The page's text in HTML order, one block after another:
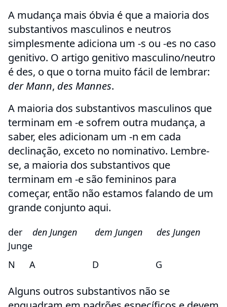
A mudança mais óbvia é que a maioria dos
substantivos masculinos e neutros
simplesmente adiciona um -s ou -es no caso
genitivo. O artigo genitivo masculino/neutro
é des, o que o torna muito fácil de lembrar:
der Mann, des Mannes.
A maioria dos substantivos masculinos que
terminam em -e sofrem outra mudança, a
saber, eles adicionam um -n em cada
declinação, exceto no nominativo. Lembre-
se, a maioria dos substantivos que
terminam em -e são femininos para
começar, então não estamos falando de um
grande conjunto aqui.
der
Junge
den Jungen dem Jungen des Jungen
N A D G
Alguns outros substantivos não se